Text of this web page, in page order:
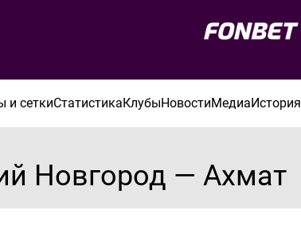
и сеткиСтатистикаКлубыНовостиМедиаИстория
Новгород — Ахмат